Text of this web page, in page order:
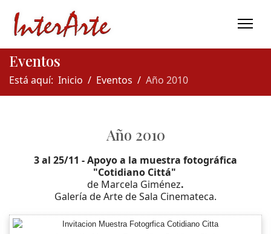
Eventos
Está aquí: Inicio Eventos Año 2010
Año 2010
3 al 25/11 - Apoyo a la muestra fotográfica
"Cotidiano Cittá"
de Marcela Giménez.
Galería de Arte de Sala Cinemateca.